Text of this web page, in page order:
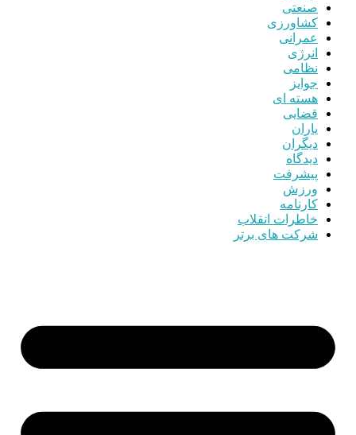
صنعتی
کشاورزی
عمرانی
انرژی
نظامی
جوایز
هسته ای
قضایی
یاران
دیگران
دیدگاه
پیشرفت
ورزش
کارنامه
خاطرات انقلاب
شرکت های برتر